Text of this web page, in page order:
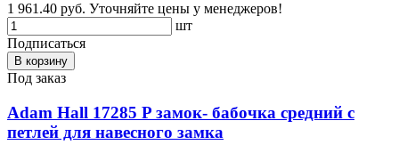
1 961.40 руб. Уточняйте цены у менеджеров!
шт
Подписаться
В корзину
Под заказ
Adam Hall 17285 P замок- бабочка средний с
петлей для навесного замка